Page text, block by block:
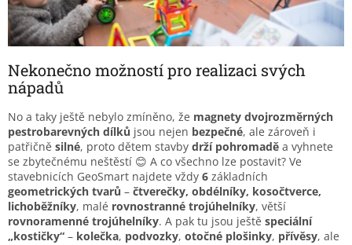
Nekonečno možností pro realizaci svých
nápadů
No a taky ještě nebylo zmíněno, že magnety dvojrozměrných
pestrobarevných dílků jsou nejen bezpečné, ale zároveň i
patřičně silné, proto dětem stavby drží pohromadě a vyhnete
se zbytečnému neštěstí 😊 A co všechno lze postavit? Ve
stavebnicích GeoSmart najdete vždy 6 základních
geometrických tvarů – čtverečky, obdélníky, kosočtverce,
lichoběžníky, malé rovnostranné trojúhelníky, větší
rovnoramenné trojúhelníky. A pak tu jsou ještě speciální
„kostičky“ – kolečka, podvozky, otočné plošinky, přívěsy, ale